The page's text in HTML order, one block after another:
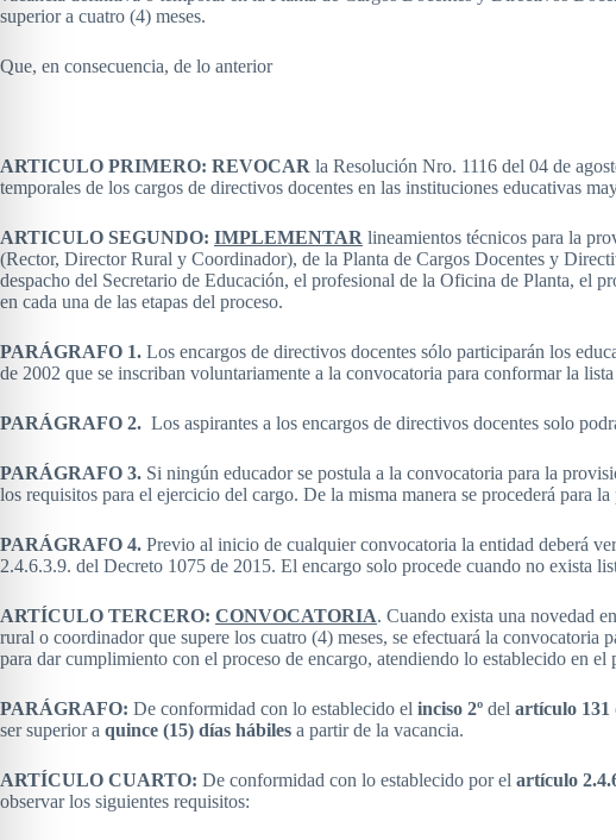
superior a cuatro (4) meses.
Que, en consecuencia, de lo anterior
ARTICULO PRIMERO: REVOCAR la Resolución Nro. 1116 del 04 de
temporales de los cargos de directivos docentes en las instituciones educativas
ARTICULO SEGUNDO: IMPLEMENTAR lineamientos técnicos para la
(Rector, Director Rural y Coordinador), de la Planta de Cargos Docentes y
despacho del Secretario de Educación, el profesional de la Oficina de Planta, el
en cada una de las etapas del proceso.
PARÁGRAFO 1. Los encargos de directivos docentes sólo participarán los
de 2002 que se inscriban voluntariamente a la convocatoria para conformar la
PARÁGRAFO 2. Los aspirantes a los encargos de directivos docentes solo
PARÁGRAFO 3. Si ningún educador se postula a la convocatoria para la
los requisitos para el ejercicio del cargo. De la misma manera se procederá para
PARÁGRAFO 4. Previo al inicio de cualquier convocatoria la entidad deberá
2.4.6.3.9. del Decreto 1075 de 2015. El encargo solo procede cuando no exista
ARTÍCULO TERCERO: CONVOCATORIA. Cuando exista una novedad
rural o coordinador que supere los cuatro (4) meses, se efectuará la
para dar cumplimiento con el proceso de encargo, atendiendo lo establecido en el
PARÁGRAFO: De conformidad con lo establecido el inciso 2º del artículo 131
ser superior a quince (15) días hábiles a partir de la vacancia.
ARTÍCULO CUARTO: De conformidad con lo establecido por el artículo
observar los siguientes requisitos: